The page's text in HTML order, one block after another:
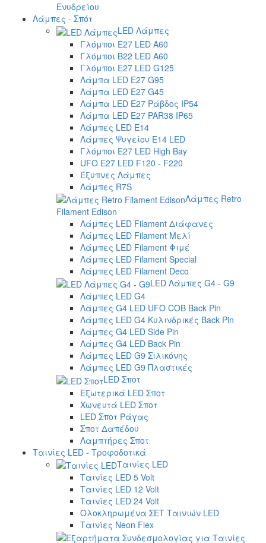
Ενυδρείου
Λάμπες - Σπότ
LED Λάμπες
Γλόμποι E27 LED A60
Γλόμποι B22 LED A60
Γλόμποι E27 LED G125
Λάμπα LED E27 G95
Λάμπα LED E27 G45
Λάμπα LED E27 Ράβδος IP54
Λάμπα LED E27 PAR38 IP65
Λάμπες LED E14
Λάμπες Ψυγείου E14 LED
Γλόμποι E27 LED High Bay
UFO E27 LED F120 - F220
Έξυπνες Λάμπες
Λάμπες R7S
Λάμπες Retro
Filament Edison
Λάμπες LED Filament Διάφανες
Λάμπες LED Filament Μελί
Λάμπες LED Filament Φιμέ
Λάμπες LED Filament Special
Λάμπες LED Filament Deco
LED Λάμπες G4 - G9
Λάμπες LED G4
Λάμπες G4 LED UFO COB Back Pin
Λάμπες LED G4 Κυλινδρικές Back Pin
Λάμπες G4 LED Side Pin
Λάμπες G4 LED Back Pin
Λάμπες LED G9 Σιλικόνης
Λάμπες LED G9 Πλαστικές
LED Σποτ
Εξωτερικά LED Σποτ
Χωνευτά LED Σποτ
LED Σποτ Ράγας
Σποτ Δαπέδου
Λαμπτήρες Σποτ
Ταινίες LED - Τροφοδοτικά
Ταινίες LED
Ταινίες LED 5 Volt
Ταινίες LED 12 Volt
Ταινίες LED 24 Volt
Ολοκληρωμένα ΣΕΤ Ταινιών LED
Ταινίες Neon Flex